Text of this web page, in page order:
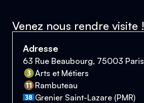
Venez nous rendre visite !
Adresse
63 Rue Beaubourg, 75003 Paris
Arts et Métiers
Rambuteau
Grenier Saint-Lazare (PMR)